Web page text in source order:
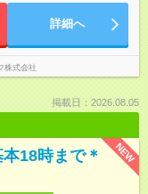
詳細へ
株式会社
掲載日：2026.08.05
NEW
18時まで＊